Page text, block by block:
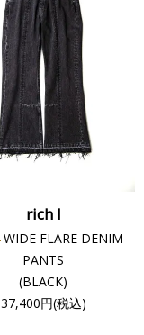
rich I
WIDE FLARE DENIM
PANTS
(BLACK)
37,400円(税込)